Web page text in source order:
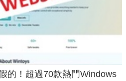
的！超過70款熱門Windows